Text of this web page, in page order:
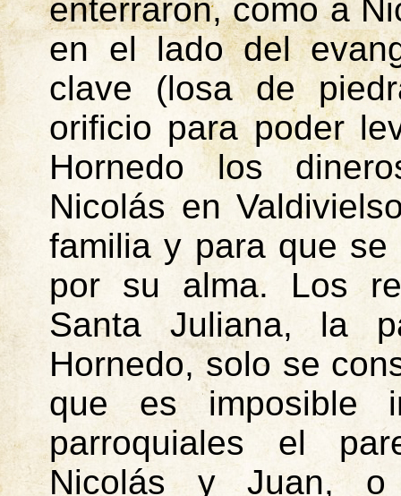
enterraron, como a
en el lado del
clave (losa de
orificio para poder
Hornedo los
Nicolás en
familia y para que
por su alma. Los
Santa Juliana, la
Hornedo, solo se
que es imposible
parroquiales el
Nicolás y Juan,